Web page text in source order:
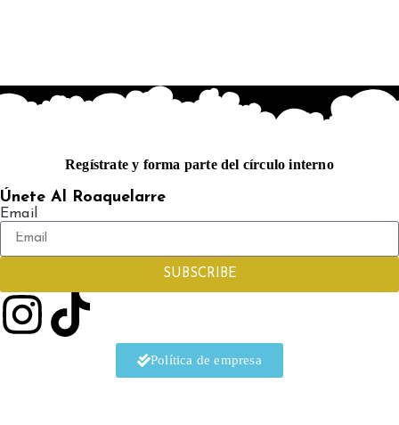
Regístrate y forma parte del círculo interno
Únete Al Roaquelarre
Email
SUBSCRIBE
Política de empresa